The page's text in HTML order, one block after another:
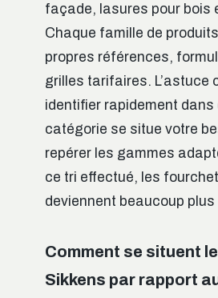
façade, lasures pour bois
Chaque famille de
propres références,
grilles tarifaires. L’astuce
identifier rapidement dans
catégorie se situe votre
repérer les gammes
ce tri effectué, les
deviennent beaucoup
Comment se situent
Sikkens par rapport